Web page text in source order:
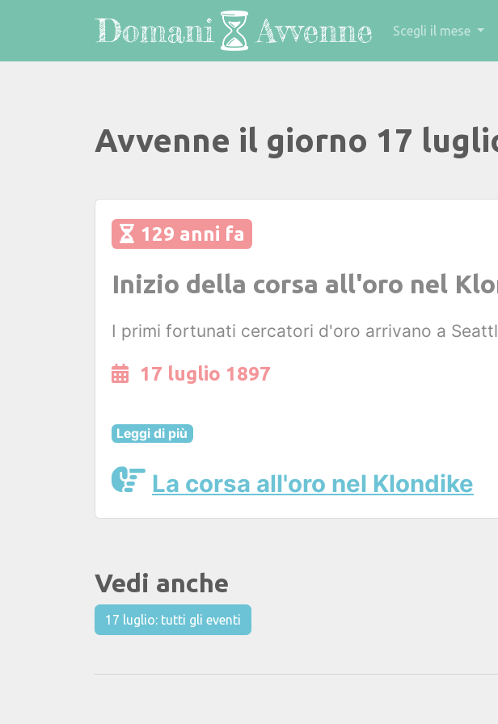
Scegli il mese
Avvenne il giorno 17
129 anni fa
Inizio della corsa all'oro nel
I primi fortunati cercatori d'oro arrivano a
17 luglio 1897
Leggi di più
La corsa all'oro nel Klondike
Vedi anche
17 luglio: tutti gli eventi